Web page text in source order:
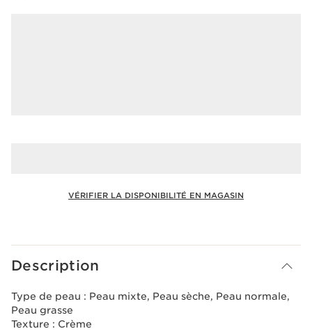
VÉRIFIER LA DISPONIBILITÉ EN MAGASIN
Description
Type de peau : Peau mixte, Peau sèche, Peau normale,
Peau grasse
Texture : Crème